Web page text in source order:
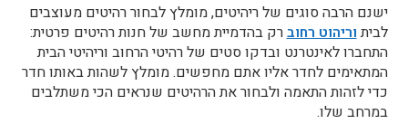
ישנם הרבה סוגים של ריהיטים, מומלץ לבחור רהיטים מעוצבים
לביתוריהוט רחוברק בהדמיית מחשב של חנות רהיטים פרטית:
התחברו לאינטרנט ובדקו סטים של רהיטי הרחוב וריהיטי הבית
המתאימים לחדר אליו אתם מחפשים. מומלץ לשהות באותו חדר
כדי לזהות התאמה ולבחור את הרהיטים שנראים הכי משתלבים
במרחב שלו.